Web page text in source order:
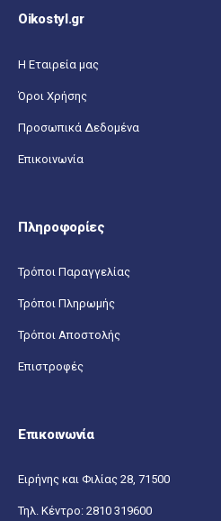
Oikostyl.gr
Η Εταιρεία μας
Όροι Χρήσης
Προσωπικά Δεδομένα
Επικοινωνία
Πληροφορίες
Τρόποι Παραγγελίας
Τρόποι Πληρωμής
Τρόποι Αποστολής
Επιστροφές
Επικοινωνία
Ειρήνης και Φιλίας 28, 71500
Τηλ. Κέντρο: 2810 319600